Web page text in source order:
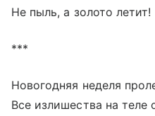
Не пыль, а золото летит!
***
Новогодняя неделя
Все излишества на теле